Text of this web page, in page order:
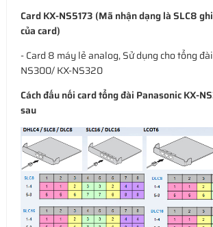
CardKX-NS5173 (Mã nhận dạng làSLC8
của card)
- Card 8 máy lẻ analog, Sử dụng cho tổng
NS300/ KX-NS320
Cách đấu nối card tổng đài Panasonic KX-
sau